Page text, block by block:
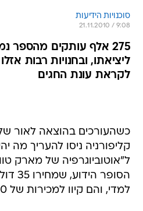
סוכנויות הידיעות
21.11.2010 / 9:08
275 אלף עותקים מהספר
ליציאתו, ובחנויות רבות
לקראת עונת החגים
כשהעורכים בהוצאה לאור
קליפורניה ניסו להעריך מה
ל"אוטוביוגרפיה של מארק
למדי, והם קיוו למכירות של 7,500 עותקים.